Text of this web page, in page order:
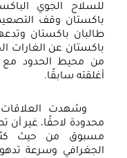
للسلاح الجوي
باكستان وقف
طالبان باكستان
باكستان عن الغارات
من محيط الحدود مع
أغلقته سابقًا.
وشهدت العلاقات
مسبوق من حيث
الجغرافي وسرعة